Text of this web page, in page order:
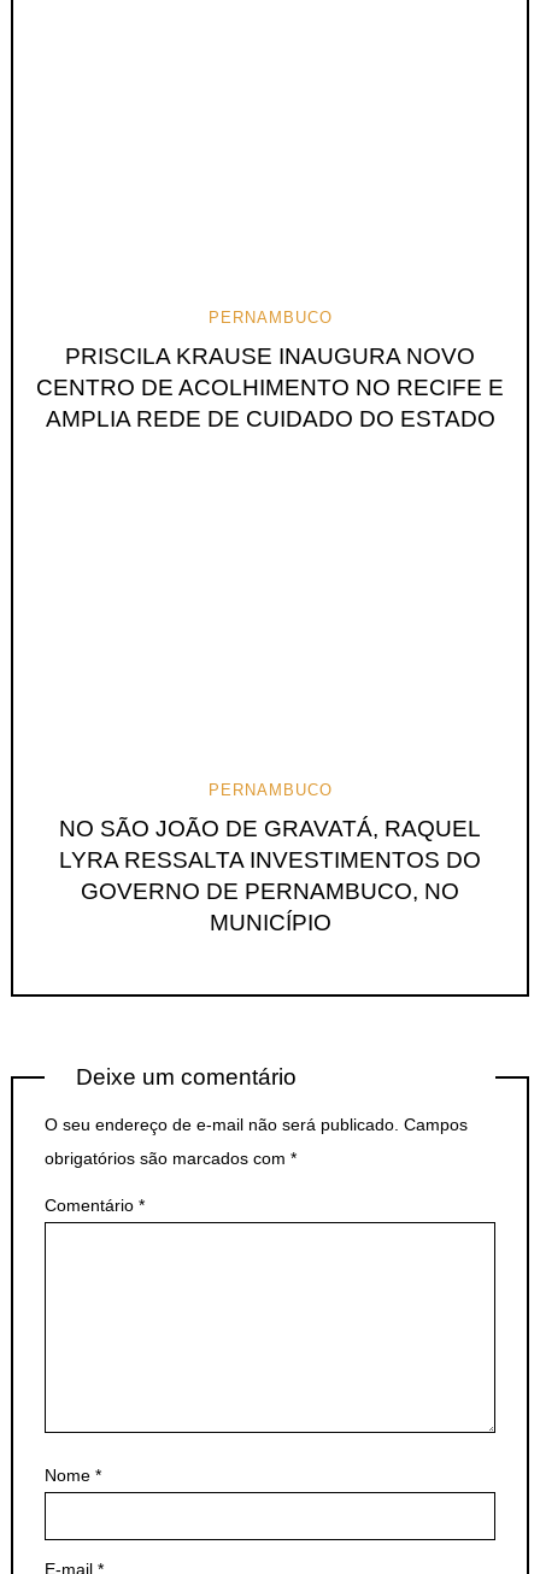
PERNAMBUCO
PRISCILA KRAUSE INAUGURA NOVO
CENTRO DE ACOLHIMENTO NO RECIFE E
AMPLIA REDE DE CUIDADO DO ESTADO
PERNAMBUCO
NO SÃO JOÃO DE GRAVATÁ, RAQUEL
LYRA RESSALTA INVESTIMENTOS DO
GOVERNO DE PERNAMBUCO, NO
MUNICÍPIO
Deixe um comentário
O seu endereço de e-mail não será publicado. Campos
obrigatórios são marcados com *
Comentário *
Nome *
E-mail *